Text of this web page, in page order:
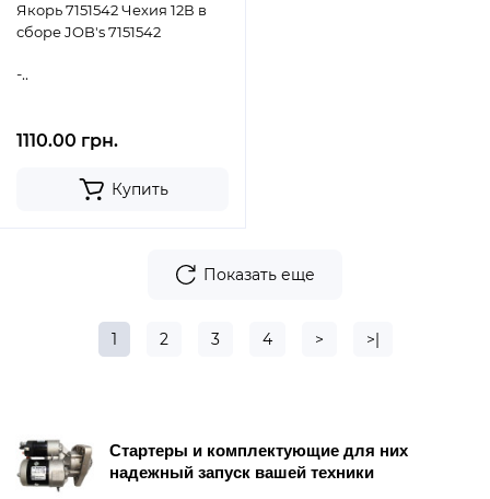
Якорь 7151542 Чехия 12В в
сборе JOB's 7151542
-..
1110.00 грн.
Купить
Показать еще
1 2 3 4 > >|
Стартеры и комплектующие для них
надежный запуск вашей техники